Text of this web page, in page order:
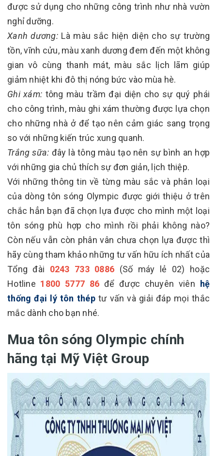
được sử dụng cho những công trình như nhà vườn
nghỉ dưỡng.
Xanh dương:Là màu sắc hiện diện cho sự trường
tồn, vĩnh cửu, màu xanh dương đem đến một không
gian vô cùng thanh mát, màu sắc lịch lãm giúp
giảm nhiệt khi đô thị nóng bức vào mùa hè.
Ghi xám: tông màu trầm đại diện cho sự quý phái
cho công trình, màu ghi xám thường được lựa chọn
cho những nhà ở để tạo nên cảm giác sang trọng
so với những kiến trúc xung quanh.
Trắng sữa: đây là tông màu tạo nên sự bình an hợp
với những gia chủ thích sự đơn giản, lịch thiệp.
Với những thông tin về từng màu sắc và phân loại
của dòng tôn sóng Olympic được giới thiệu ở trên
chắc hẳn bạn đã chọn lựa được cho mình một loại
tôn sóng phù hợp cho mình rồi phải không nào?
Còn nếu vẫn còn phân vân chưa chọn lựa được thì
hãy cùng tham khảo những tư vấn hữu ích nhất của
Tổng đài 0243 733 0886 (Số máy lẻ 02) hoặc
Hotline 1800 5777 86 để được chuyên viên
hệ
thống đại lý tôn théptư vấn và giải đáp mọi thắc
mắc dành cho bạn nhé.
Mua tôn sóng Olympic chính
hãng tại Mỹ Việt Group